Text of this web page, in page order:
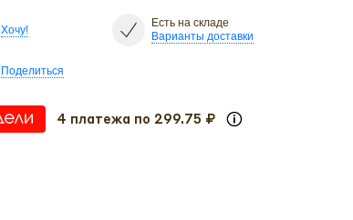
Хочу!
Есть на складе
Варианты доставки
Поделиться
4 платежа по 299.75 ₽